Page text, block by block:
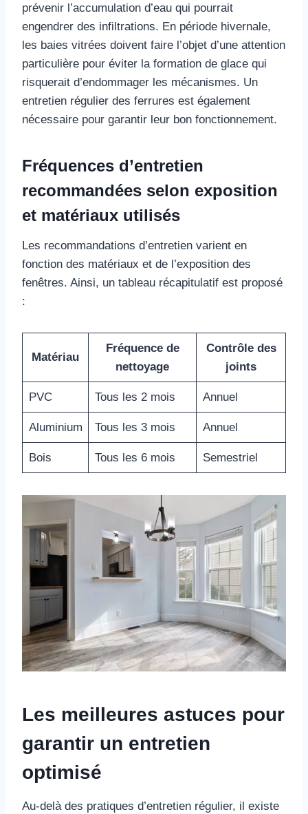
prévenir l’accumulation d’eau qui pourrait
engendrer des infiltrations. En période hivernale,
les baies vitrées doivent faire l’objet d’une attention
particulière pour éviter la formation de glace qui
risquerait d’endommager les mécanismes. Un
entretien régulier des ferrures est également
nécessaire pour garantir leur bon fonctionnement.
Fréquences d’entretien
recommandées selon exposition
et matériaux utilisés
Les recommandations d’entretien varient en
fonction des matériaux et de l’exposition des
fenêtres. Ainsi, un tableau récapitulatif est proposé
:
Matériau
Fréquence de
nettoyage
Contrôle des
joints
PVC Tous les 2 mois Annuel
Aluminium Tous les 3 mois Annuel
Bois Tous les 6 mois Semestriel
Les meilleures astuces pour
garantir un entretien
optimisé
Au-delà des pratiques d’entretien régulier, il existe